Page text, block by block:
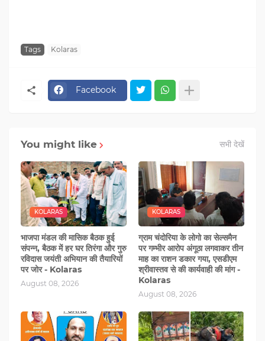
Tags Kolaras
Facebook
You might like सभी देखें
KOLARAS
भाजपा मंडल की मासिक बैठक हुई
संपन्न, बैठक में हर घर तिरंगा और गुरु
रविदास जयंती अभियान की तैयारियों
पर जोर - Kolaras
August 08, 2026
KOLARAS
ग्राम चंदोरिया के लोगो का सेल्समैन
पर गम्‍भीर आरोप अंगूठा लगवाकर तीन
माह का राशन डकार गया, एसडीएम
श्रीवास्‍तव से की कार्यवाही की मांग -
Kolaras
August 08, 2026